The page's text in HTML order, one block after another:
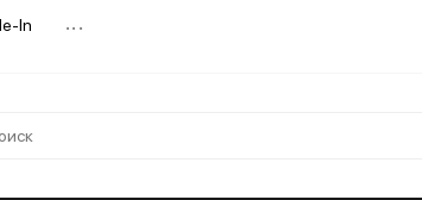
In ...